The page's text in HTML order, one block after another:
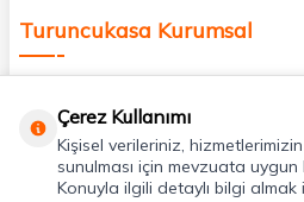
Turuncukasa Kurumsal
Uygulamalarımız
Çerez Kullanımı
Kişisel verileriniz,
sunulması için mevzuata
Konuyla ilgili detaylı bilgi almak